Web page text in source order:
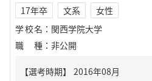
17年卒 文系
女性
学校名 ： 関西学院大学
職種 ： 非公開